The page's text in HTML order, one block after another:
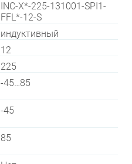
INC-X*-225-131001-SPI1-
FFL*-12-S
индуктивный
12
225
-45…85
-45
85